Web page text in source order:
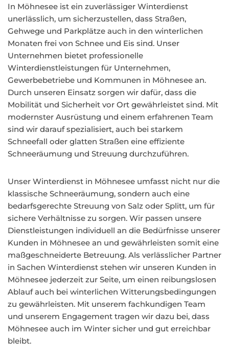
In Möhnesee ist ein zuverlässiger Winterdienst
unerlässlich, um sicherzustellen, dass Straßen,
Gehwege und Parkplätze auch in den winterlichen
Monaten frei von Schnee und Eis sind. Unser
Unternehmen bietet professionelle
Winterdienstleistungen für Unternehmen,
Gewerbebetriebe und Kommunen in Möhnesee an.
Durch unseren Einsatz sorgen wir dafür, dass die
Mobilität und Sicherheit vor Ort gewährleistet sind. Mit
modernster Ausrüstung und einem erfahrenen Team
sind wir darauf spezialisiert, auch bei starkem
Schneefall oder glatten Straßen eine effiziente
Schneeräumung und Streuung durchzuführen.
Unser Winterdienst in Möhnesee umfasst nicht nur die
klassische Schneeräumung, sondern auch eine
bedarfsgerechte Streuung von Salz oder Splitt, um für
sichere Verhältnisse zu sorgen. Wir passen unsere
Dienstleistungen individuell an die Bedürfnisse unserer
Kunden in Möhnesee an und gewährleisten somit eine
maßgeschneiderte Betreuung. Als verlässlicher Partner
in Sachen Winterdienst stehen wir unseren Kunden in
Möhnesee jederzeit zur Seite, um einen reibungslosen
Ablauf auch bei winterlichen Witterungsbedingungen
zu gewährleisten. Mit unserem fachkundigen Team
und unserem Engagement tragen wir dazu bei, dass
Möhnesee auch im Winter sicher und gut erreichbar
bleibt.